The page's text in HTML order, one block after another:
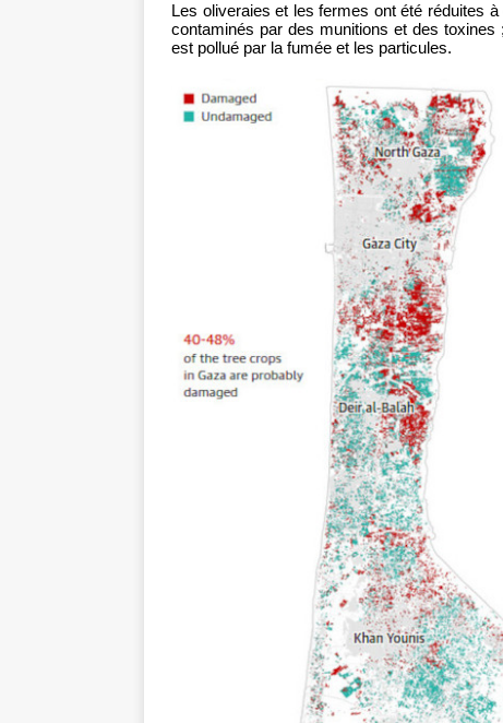
Les oliveraies et les fermes ont été réduites
contaminés par des munitions et des
est pollué par la fumée et les particules.